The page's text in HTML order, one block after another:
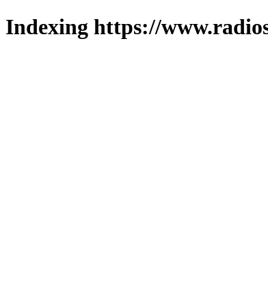
Indexing https://